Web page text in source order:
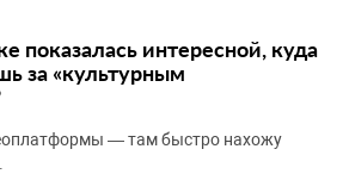
показалась интересной, куда
за «культурным
— там быстро нахожу